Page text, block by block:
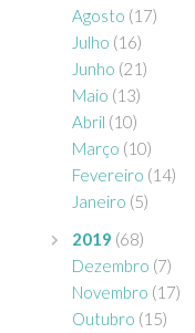
Agosto (17)
Julho (16)
Junho (21)
Maio (13)
Abril (10)
Março (10)
Fevereiro (14)
Janeiro (5)
2019 (68)
Dezembro (7)
Novembro (17)
Outubro (15)